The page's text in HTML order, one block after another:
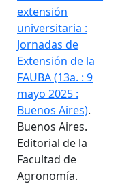
extensión
universitaria :
Jornadas de
Extensión de la
FAUBA (13a. : 9
mayo 2025 :
Buenos Aires).
Buenos Aires.
Editorial de la
Facultad de
Agronomía.